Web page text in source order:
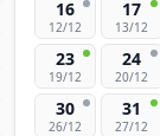
16
12/12
17
13/12
23
19/12
24
20/12
30
26/12
31
27/12